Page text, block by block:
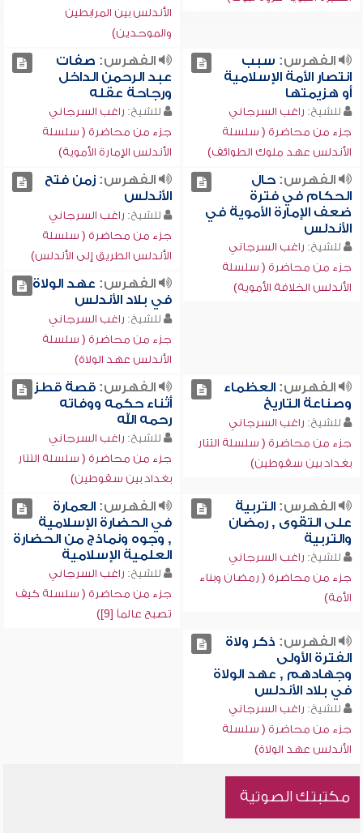
الأندلس بين المرابطين
والموحدين)
الفهرس: سبب
انتصار الأمة الإسلامية
أو هزيمتها
للشيخ: راغب السرجاني
جزء من محاضرة ( سلسلة
الأندلس عهد ملوك الطوائف)
الفهرس: صفات
عبد الرحمن الداخل
ورجاحة عقله
للشيخ: راغب السرجاني
جزء من محاضرة ( سلسلة
الأندلس الإمارة الأموية)
الفهرس:حال
الحكام في فترة
ضعف الإمارة الأموية في
الأندلس
للشيخ: راغب السرجاني
جزء من محاضرة ( سلسلة
الأندلس الخلافة الأموية)
الفهرس:زمن فتح
الأندلس
للشيخ: راغب السرجاني
جزء من محاضرة ( سلسلة
الأندلس الطريق إلى الأندلس)
الفهرس: عهد الولاة
في بلاد الأندلس
للشيخ: راغب السرجاني
جزء من محاضرة ( سلسلة
الأندلس عهد الولاة)
الفهرس:العظماء
وصناعة التاريخ
للشيخ: راغب السرجاني
جزء من محاضرة ( سلسلة التتار
بغداد بين سقوطين)
الفهرس:قصة قطز
أثناء حكمه ووفاته
رحمه الله
للشيخ: راغب السرجاني
جزء من محاضرة ( سلسلة التتار
بغداد بين سقوطين)
الفهرس:التربية
على التقوى , رمضان
والتربية
للشيخ: راغب السرجاني
جزء من محاضرة ( رمضان وبناء
الأمة)
الفهرس:العمارة
في الحضارة الإسلامية
, وجوه ونماذج من الحضارة
العلمية الإسلامية
للشيخ: راغب السرجاني
جزء من محاضرة ( سلسلة كيف
تصبح عالماً [9])
الفهرس: ذكر ولاة
الفترة الأولى
وجهادهم , عهد الولاة
في بلاد الأندلس
للشيخ: راغب السرجاني
جزء من محاضرة ( سلسلة
الأندلس عهد الولاة)
مكتبتك الصوتية